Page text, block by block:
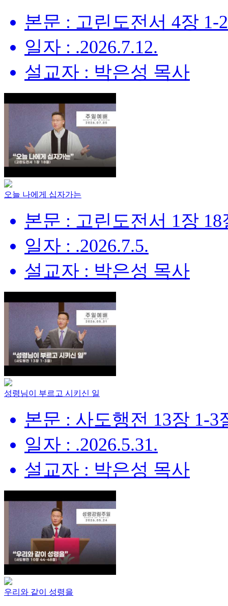
본문 : 고린도전서 4장 1-
일자 : .2026.7.12.
설교자 : 박은성 목사
오늘 나에게 십자가는
본문 : 고린도전서 1장 18
일자 : .2026.7.5.
설교자 : 박은성 목사
성령님이 부르고 시키신 일
본문 : 사도행전 13장 1-3
일자 : .2026.5.31.
설교자 : 박은성 목사
우리와 같이 성령을